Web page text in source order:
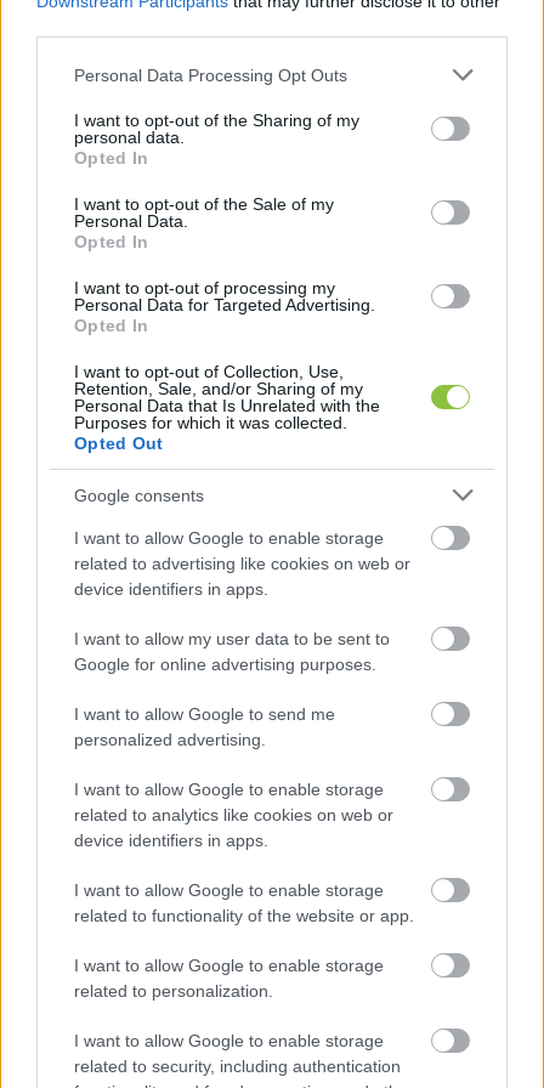
Please note that this website/app uses one or more Google
not limited to your visit or usage behaviour. You may click to
grant or deny consent to Google and its third-party tags to
use your data for below specified purposes in below Google
consent section.
Personal Data Processing Opt Outs
I want to opt-out of the Sharing of my
personal data.
Opted In
I want to opt-out of the Sale of my
Personal Data.
Opted In
I want to opt-out of processing my
Personal Data for Targeted Advertising.
Opted In
I want to opt-out of Collection, Use,
Retention, Sale, and/or Sharing of my
Personal Data that Is Unrelated with the
Purposes for which it was collected.
Opted Out
Google consents
I want to allow Google to enable storage
related to advertising like cookies on web or
device identifiers in apps.
I want to allow my user data to be sent to
Google for online advertising purposes.
I want to allow Google to send me
personalized advertising.
I want to allow Google to enable storage
related to analytics like cookies on web or
device identifiers in apps.
I want to allow Google to enable storage
related to functionality of the website or app.
I want to allow Google to enable storage
related to personalization.
I want to allow Google to enable storage
related to security, including authentication
tanárként tudnak elhelyezkedni, esetleg a
magánoktatás és felnőttképzés területén pedig
még ennél is több opció adódhat:
elhelyezkedhetnek a munkakeresők
magántanárként vagy online oktatóként,
felnőttképzési oktatóként vagy trénerként,
A tanári állások betöltéséhez szükséges
végzettség szükséges. A közoktatásban való
diplomával kell rendelkeznie a jelentkezőnek.
oktatási platformok ismerete, melyek nélkül ma
már elképzelhetetlen a minőségi oktatás. Ilyen
platform például a Moodle, amit a
felsőoktatásban is használnak, de a Google
Classroom is kifejezetten arra a célra lett
kifejlesztve, hogy az oktatást támogassa.